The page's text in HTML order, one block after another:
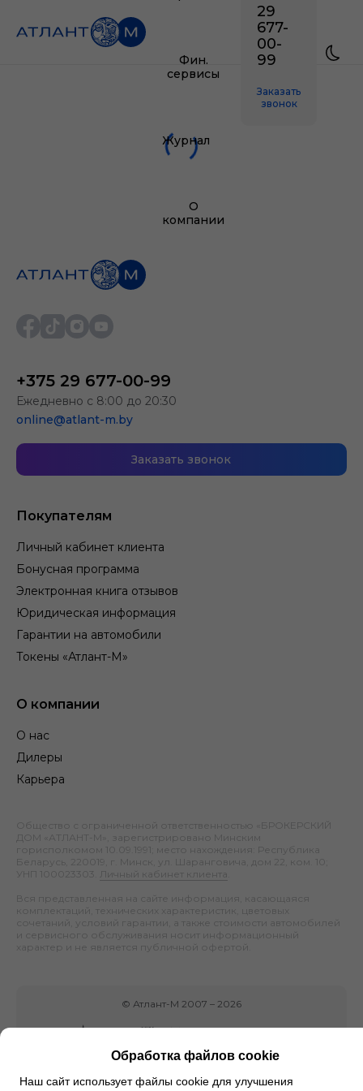
Фин.
сервисы
Журнал
О
компании
29
677-
00-
99
Заказать
звонок
Покупателям
Личный кабинет клиента
Бонусная программа
Электронная книга отзывов
Юридическая информация
Гарантии на автомобили
Токены «Атлант-М»
О компании
О нас
Дилеры
Карьера
+375 29 677-00-99
Ежедневно с 8:00 до 20:30
online@atlant-m.by
Заказать звонок
Общество с ограниченной ответственностью «БРОКЕРСКИЙ
ДОМ «АТЛАНТ-М», зарегистрировано Минским
горисполкомом 10.09.1991; место нахождения: Республика
Беларусь, 220019, г. Минск, ул. Шаранговича, дом 22, ком. 10;
УНП 100023303.
Личный кабинет клиента
Вся представленная на сайте информация, касающаяся
комплектаций, технических характеристик, цветовых
сочетаний, условий гарантии, а также стоимости автомобилей
и сервисного обслуживания носит информационный
характер и не является публичной офертой.
© Атлант-М 2007 – 2026
Обработка файлов cookie
Наш сайт использует файлы cookie для улучшения